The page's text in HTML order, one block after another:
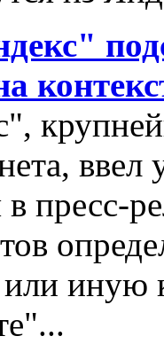
пресс-
иную